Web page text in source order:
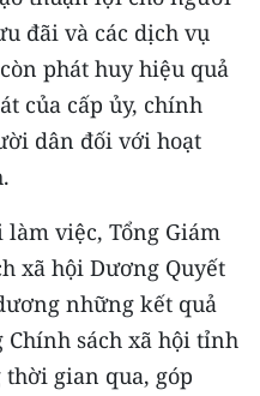
đãi và các dịch vụ
phát huy hiệu quả
của cấp ủy, chính
dân đối với hoạt
việc, Tổng Giám
xã hội Dương Quyết
những kết quả
sách xã hội tỉnh
gian qua, góp